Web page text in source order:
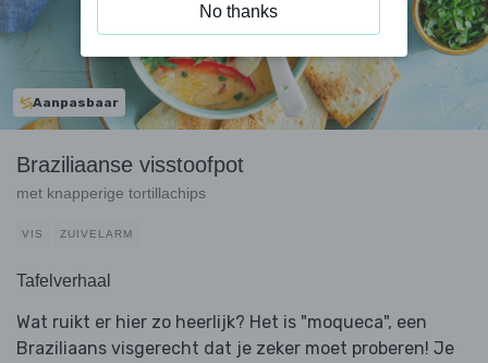
Aanpasbaar
Braziliaanse visstoofpot
met knapperige tortillachips
VIS ZUIVELARM
Tafelverhaal
Wat ruikt er hier zo heerlijk? Het is "moqueca", een
Braziliaans visgerecht dat je zeker moet proberen! Je
No thanks